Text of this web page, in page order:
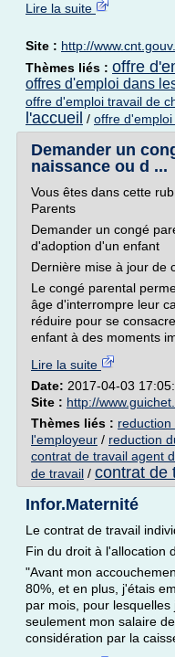
Lire la suite
Site : http://
Thèmes liés : offre
offres d'emploi dans
offre d'emploi travail de
l'accueil / offre
Demander un
naissance ou d ...
Vous êtes dans cette
Parents
Demander un congé
d'adoption d'un enfant
Dernière mise à jour de
Le congé parental
âge d'interrompre leur
réduire pour se
enfant à des moments
Lire la suite
Date: 2017-04-03
Site : http://
Thèmes liés :
l'employeur / reduction
contrat de travail agent
de travail / contrat de
Infor.Maternité
Le contrat de travail
Fin du droit à l'allocation
"Avant mon
80%, et en plus, j'étais
par mois, pour
seulement mon salaire
considération par la